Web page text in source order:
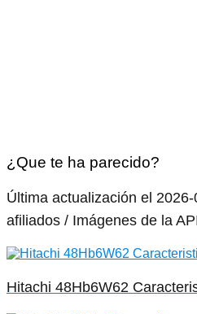
¿Que te ha parecido?
Última actualización el
afiliados / Imágenes de la
Hitachi 48Hb6W62